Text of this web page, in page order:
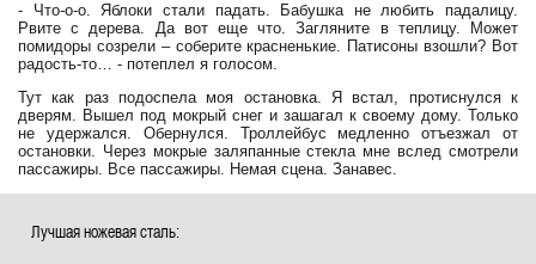
- Что-о-о. Яблоки стали падать. Бабушка не любить падалицу.
Рвите с дерева. Да вот еще что. Загляните в теплицу. Может
помидоры созрели – соберите красненькие. Патисоны взошли? Вот
радость-то… - потеплел я голосом.
Тут как раз подоспела моя остановка. Я встал, протиснулся к
дверям. Вышел под мокрый снег и зашагал к своему дому. Только
не удержался. Обернулся. Троллейбус медленно отъезжал от
остановки. Через мокрые заляпанные стекла мне вслед смотрели
пассажиры. Все пассажиры. Немая сцена. Занавес.
Лучшая ножевая сталь: